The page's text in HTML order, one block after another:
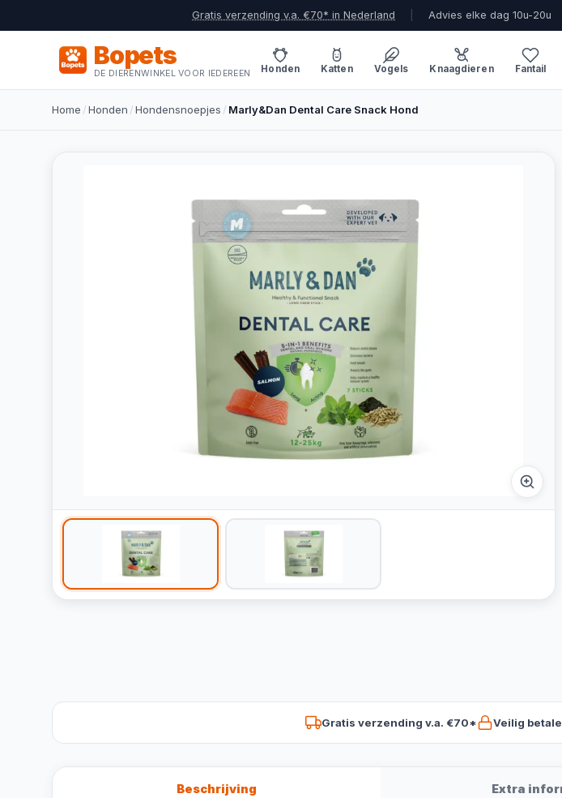
Gratis verzending v.a. €70* in Nederland Advies elke dag 10u-20u
Bopets
DE DIERENWINKEL VOOR IEDEREEN Honden Katten Vogels Knaagdieren Fantail
Home /Honden /Hondensnoepjes / Marly&Dan Dental Care Snack Hond
Gratis verzending v.a. €70* Veilig
Beschrijving Extra